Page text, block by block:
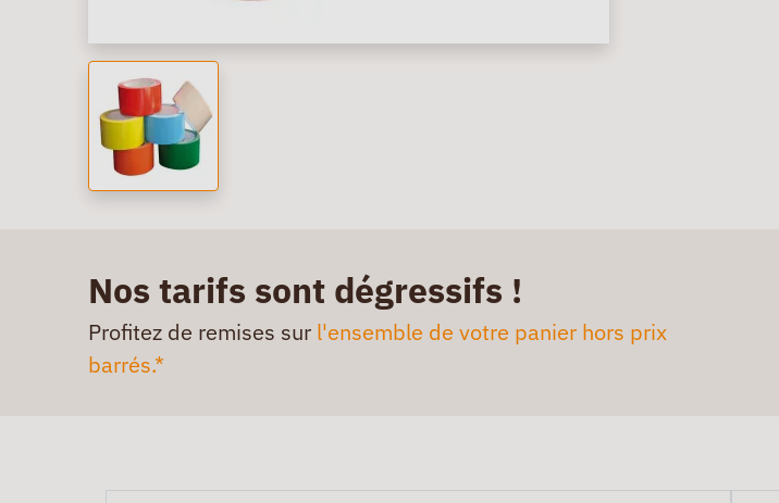
Nos tarifs sont dégressifs !
Profitez de remises sur l'ensemble de votre panier hors prix
barrés.*